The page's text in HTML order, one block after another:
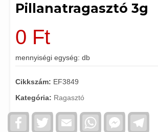
Pillanatragasztó 3g
0 Ft
mennyiségi egység: db
Cikkszám: EF3849
Kategória: Ragasztó
FacebookTwitter Email WhatsAppFacebook
Messenger